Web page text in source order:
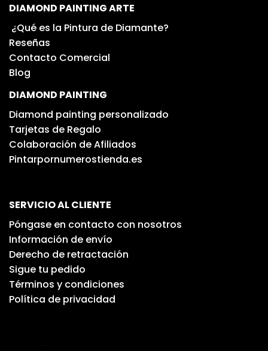
DIAMOND PAINTING ARTE
¿Qué es la Pintura de Diamante?
Reseñas
Contacto Comercial
Blog
DIAMOND PAINTING
Diamond painting personalizado
Tarjetas de Regalo
Colaboración de Afiliados
Pintarpornumerostienda.es
SERVICIO AL CLIENTE
Póngase en contacto con nosotros
Información de envío
Derecho de retractación
Sigue tu pedido
Términos y condiciones
Política de privacidad